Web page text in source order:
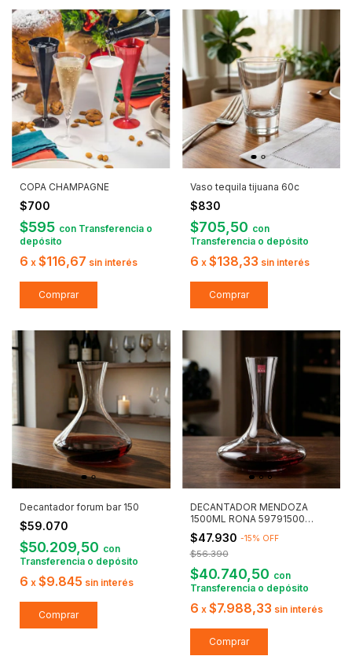
COPA CHAMPAGNE
$700
$595 con Transferencia o
depósito
6 x $116,67 sin interés
Vaso tequila tijuana 60c
$830
$705,50 con
Transferencia o depósito
6 x $138,33 sin interés
Decantador forum bar 150
$59.070
$50.209,50 con
Transferencia o depósito
6 x $9.845 sin interés
DECANTADOR MENDOZA
1500ML RONA 59791500
CRYSTAL RO
$47.930 -15% OFF
$56.390
$40.740,50 con
Transferencia o depósito
6 x $7.988,33 sin interés